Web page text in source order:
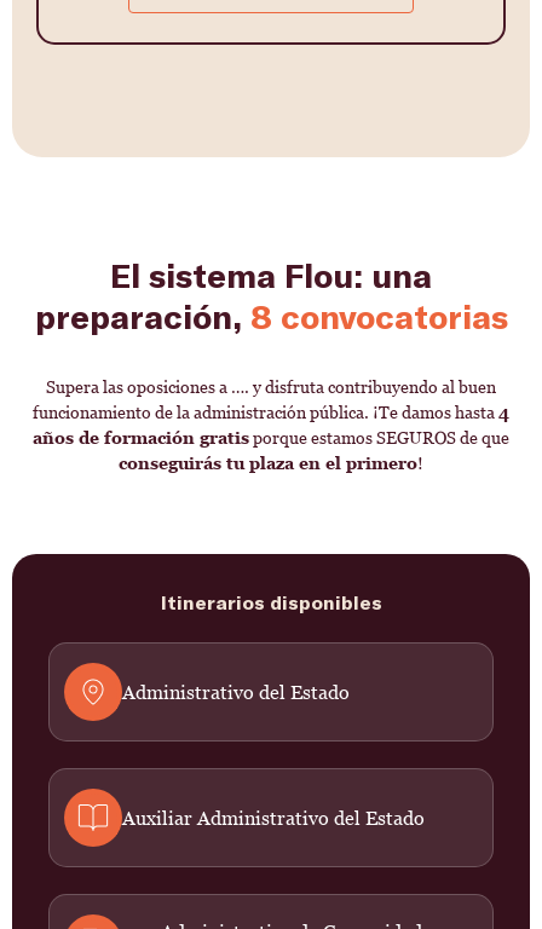
El sistema Flou: una
preparación, 8 convocatorias
Supera las oposiciones a …. y disfruta contribuyendo al buen
funcionamiento de la administración pública. ¡Te damos hasta4
años de formación gratisporque estamos SEGUROS de que
conseguirás tu plaza en el primero!
Itinerarios disponibles
Administrativo del Estado
Auxiliar Administrativo del Estado